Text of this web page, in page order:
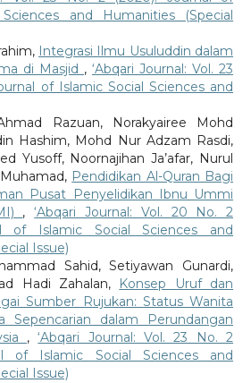
and Humanities (Special
Integrasi Ilmu Usuluddin dalam
di Masjid ,‘Abqari Journal: Vol. 23
of Islamic Social Sciences and
Razuan, Norakyairee Mohd
Hashim, Mohd Nur Adzam Rasdi,
Yusoff, Noornajihan Ja’afar, Nurul
Pendidikan Al-Quran Bagi
Pusat Penyelidikan Ibnu Ummi
,‘Abqari Journal: Vol. 20 No. 2
of Islamic Social Sciences and
Issue)
Sahid, Setiyawan Gunardi,
Hadi Zahalan,
Konsep Uruf dan
Sumber Rujukan: Status Wanita
Sepencarian dalam Perundangan
,‘Abqari Journal: Vol. 23 No. 2
of Islamic Social Sciences and
Issue)